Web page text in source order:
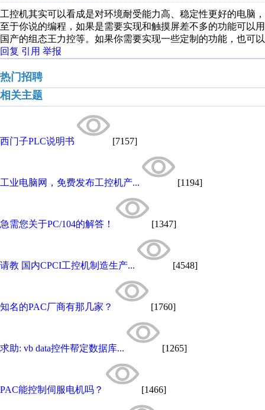
工控机其实可以看成是对环境耐受能力高、稳定性更好的电脑
至于你说的编程，如果是需要实现和触摸屏差不多的功能可以
国产的组态王力控等。如果你需要实现一些定制的功能，也可
回复 引用 举报
热门招聘
相关主题
西门子PLC说明书 [7157]
工业电脑网，免费发布工控机产... [1194]
急需您关于PC/104的解答！ [1347]
请教 国内CPCI工控机制造生产... [4548]
知名的PAC厂商有那几家？ [1760]
求助: vb data控件帮定数据库... [1265]
PAC能控制伺服电机吗？ [1466]